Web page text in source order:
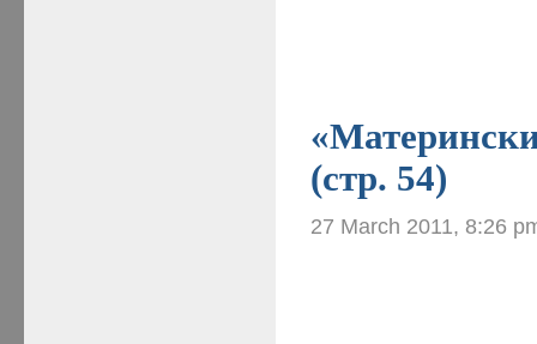
(стр. 54)
27 March 2011, 8:26